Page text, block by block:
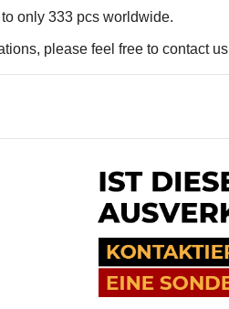
only 333 pcs worldwide.
please feel free to contact